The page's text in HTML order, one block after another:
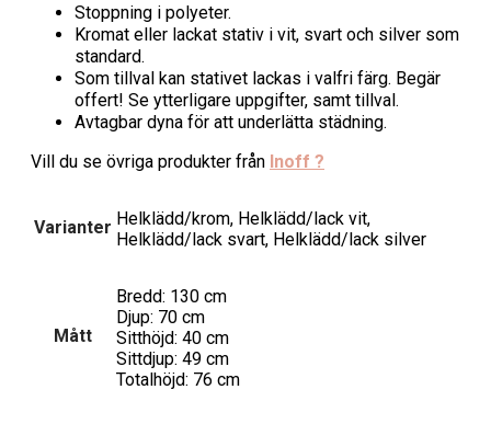
Stoppning i polyeter.
Kromat eller lackat stativ i vit, svart och silver som
standard.
Som tillval kan stativet lackas i valfri färg. Begär
offert! Se ytterligare uppgifter, samt tillval.
Avtagbar dyna för att underlätta städning.
Vill du se övriga produkter från Inoff ?
Varianter Helklädd/krom, Helklädd/lack vit,
Helklädd/lack svart, Helklädd/lack silver
Mått
Bredd: 130 cm
Djup: 70 cm
Sitthöjd: 40 cm
Sittdjup: 49 cm
Totalhöjd: 76 cm